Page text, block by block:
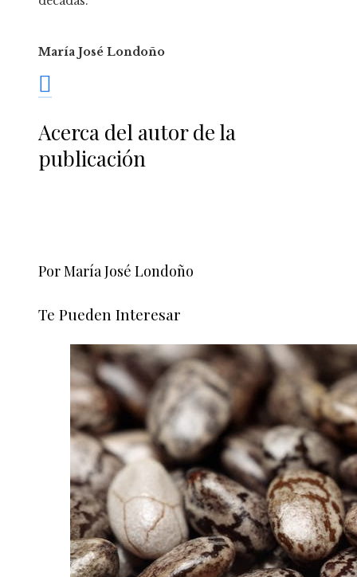
María José Londoño
Acerca del autor de la
publicación
Por María José Londoño
Te Pueden Interesar